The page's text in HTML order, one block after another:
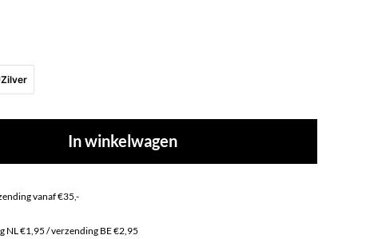
Zilver
In winkelwagen
vanaf €35,-
NL €1,95 / verzending BE €2,95